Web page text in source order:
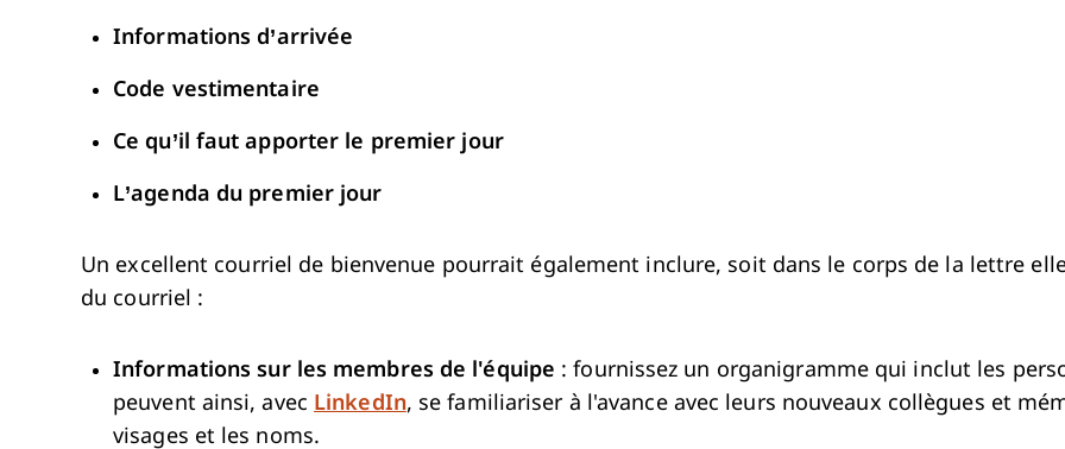
Informations d’arrivée
Code vestimentaire
Ce qu’il faut apporter le premier jour
L’agenda du premier jour
Un excellent courriel de bienvenue pourrait également inclure, soit dans le corps de la lettre
du courriel :
Informations sur les membres de l'équipe : fournissez un organigramme qui inclut les
peuvent ainsi, avec LinkedIn, se familiariser à l'avance avec leurs nouveaux collègues et
visages et les noms.